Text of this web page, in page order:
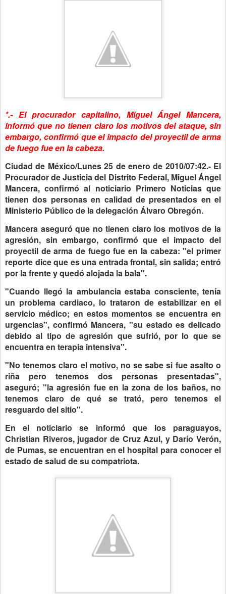
*.- El procurador capitalino, Miguel Ángel Mancera,
informó que no tienen claro los motivos del ataque, sin
embargo, confirmó que el impacto del proyectil de arma
de fuego fue en la cabeza.
Ciudad de México/Lunes 25 de enero de 2010/07:42.- El
Procurador de Justicia del Distrito Federal, Miguel Ángel
Mancera, confirmó al noticiario Primero Noticias que
tienen dos personas en calidad de presentados en el
Ministerio Público de la delegación Álvaro Obregón.
Mancera aseguró que no tienen claro los motivos de la
agresión, sin embargo, confirmó que el impacto del
proyectil de arma de fuego fue en la cabeza: "el primer
reporte dice que es una entrada frontal, sin salida; entró
por la frente y quedó alojada la bala".
"Cuando llegó la ambulancia estaba consciente, tenía
un problema cardiaco, lo trataron de estabilizar en el
servicio médico; en estos momentos se encuentra en
urgencias", confirmó Mancera, "su estado es delicado
debido al tipo de agresión que sufrió, por lo que se
encuentra en terapia intensiva".
"No tenemos claro el motivo, no se sabe si fue asalto o
riña pero tenemos dos personas presentadas",
aseguró; "la agresión fue en la zona de los baños, no
tenemos claro de qué se trató, pero tenemos el
resguardo del sitio".
En el noticiario se informó que los paraguayos,
Christian Riveros, jugador de Cruz Azul, y Darío Verón,
de Pumas, se encuentran en el hospital para conocer el
estado de salud de su compatriota.